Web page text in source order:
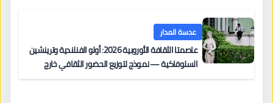
عدسة المدار
عاصمتا الثقافة الأوروبية 2026: أولو الفنلندية وترينشين
السلوفاكية — نموذج لتوزيع الحضور الثقافي خارج